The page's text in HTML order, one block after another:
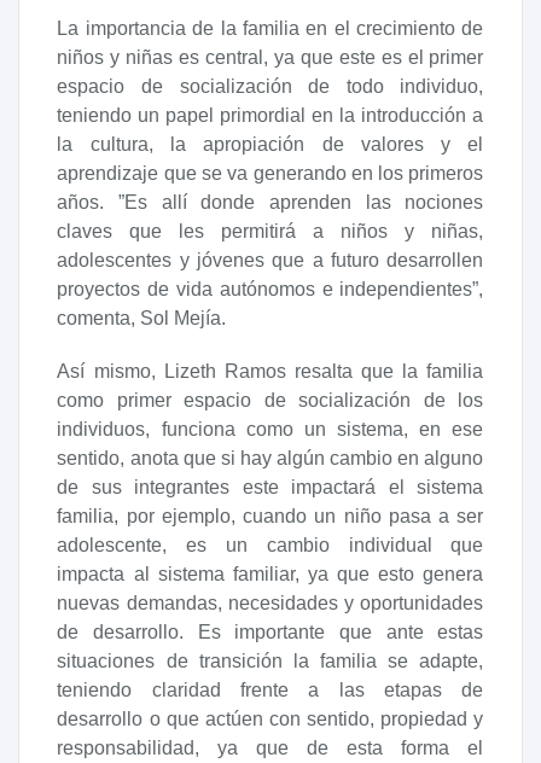
La importancia de la familia en el crecimiento de
niños y niñas es central, ya que este es el primer
espacio de socialización de todo individuo,
teniendo un papel primordial en la introducción a
la cultura, la apropiación de valores y el
aprendizaje que se va generando en los primeros
años. ”Es allí donde aprenden las nociones
claves que les permitirá a niños y niñas,
adolescentes y jóvenes que a futuro desarrollen
proyectos de vida autónomos e independientes”,
comenta, Sol Mejía.
Así mismo, Lizeth Ramos resalta que la familia
como primer espacio de socialización de los
individuos, funciona como un sistema, en ese
sentido, anota que si hay algún cambio en alguno
de sus integrantes este impactará el sistema
familia, por ejemplo, cuando un niño pasa a ser
adolescente, es un cambio individual que
impacta al sistema familiar, ya que esto genera
nuevas demandas, necesidades y oportunidades
de desarrollo. Es importante que ante estas
situaciones de transición la familia se adapte,
teniendo claridad frente a las etapas de
desarrollo o que actúen con sentido, propiedad y
responsabilidad, ya que de esta forma el